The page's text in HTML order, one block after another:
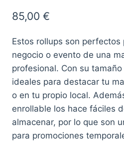
85,00 €
Estos rollups son perfectos
negocio o evento de una
profesional. Con su
ideales para destacar tu
o en tu propio local.
enrollable los hace fáciles
almacenar, por lo que son
para promociones